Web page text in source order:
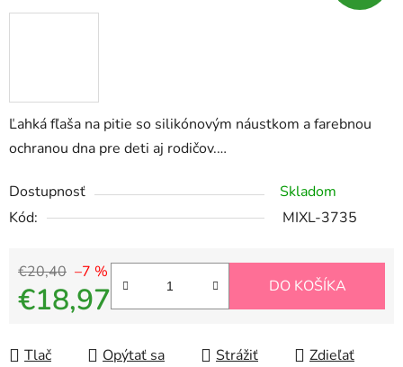
Ľahká fľaša na pitie so silikónovým náustkom a farebnou
ochranou dna pre deti aj rodičov.…
Dostupnosť
Skladom
Kód:
MIXL-3735
€20,40 –7 %
€18,97 DO KOŠÍKA
Tlač Opýtať sa Strážiť Zdieľať